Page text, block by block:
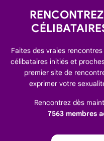
Faites des vraies
célibataires initiés et
premier site de
exprimer votre
Rencontrez dès
7563 membres